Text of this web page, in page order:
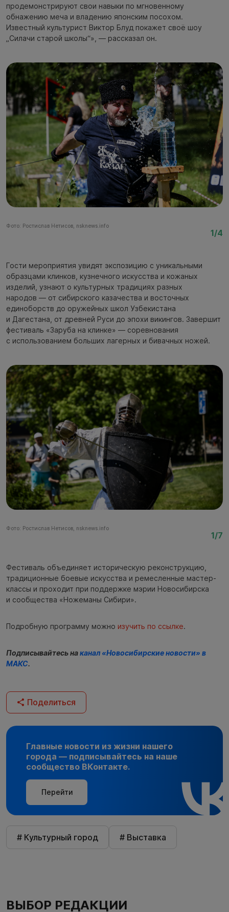
продемонстрируют свои навыки по мгновенному
обнажению меча и владению японским посохом.
Известный культурист Виктор Блуд покажет своё шоу
„Силачи старой школы“», — рассказал он.
Фото: Ростислав Нетисов, nsknews.info
1/4
Гости мероприятия увидят экспозицию с уникальными
образцами клинков, кузнечного искусства и кожаных
изделий, узнают о культурных традициях разных
народов — от сибирского казачества и восточных
единоборств до оружейных школ Узбекистана
и Дагестана, от древней Руси до эпохи викингов. Завершит
фестиваль «Заруба на клинке» — соревнования
с использованием больших лагерных и бивачных ножей.
Фото: Ростислав Нетисов, nsknews.info
1/7
Фестиваль объединяет историческую реконструкцию,
традиционные боевые искусства и ремесленные мастер-
классы и проходит при поддержке мэрии Новосибирска
и сообщества «Ножеманы Сибири».
Подробную программу можно изучить по ссылке.
Подписывайтесь наканал «Новосибирские новости» в
МАКС.
Поделиться
Главные новости из жизни нашего
города — подписывайтесь на наше
сообщество ВКонтакте.
Перейти
# Культурный город # Выставка
ВЫБОР РЕДАКЦИИ